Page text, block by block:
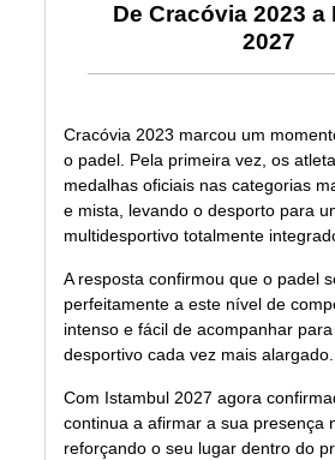
De Cracóvia 2023 a
2027
Cracóvia 2023 marcou um
o padel. Pela primeira vez, os
medalhas oficiais nas categorias
e mista, levando o desporto para
multidesportivo totalmente
A resposta confirmou que o padel
perfeitamente a este nível de
intenso e fácil de acompanhar
desportivo cada vez mais alargado.
Com Istambul 2027 agora
continua a afirmar a sua presença
reforçando o seu lugar dentro do